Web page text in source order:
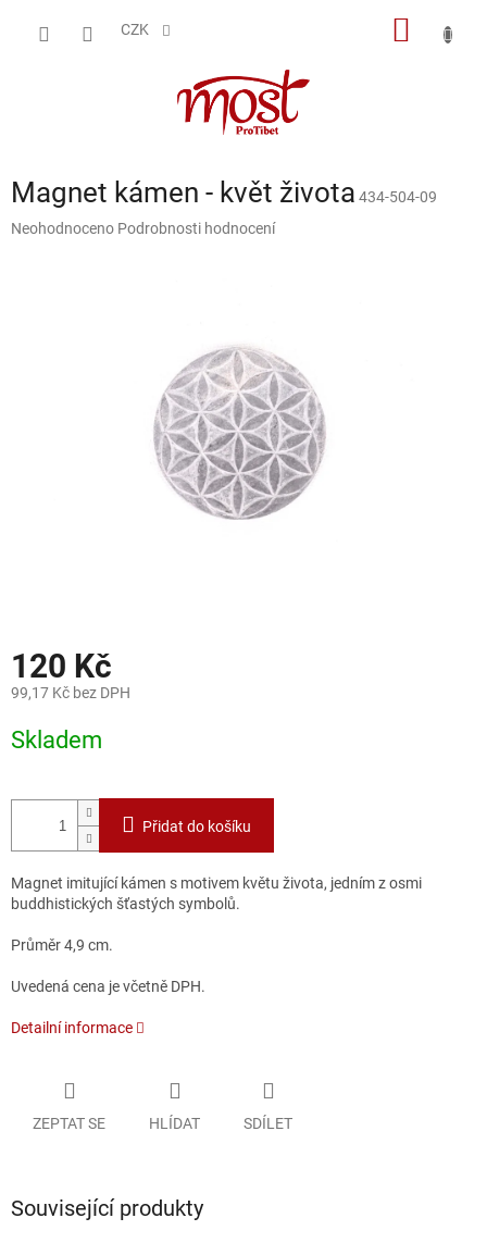
CZK
Magnet kámen - květ života 434-504-09
Průměrné
Neohodnoceno Podrobnosti hodnocení
120 Kč
99,17 Kč bez DPH
cena:
Skladem
Přidat do košíku
Magnet imitující kámen s motivem květu života, jedním z osmi
buddhistických šťastých symbolů.
Průměr 4,9 cm.
Uvedená cena je včetně DPH.
Detailní informace
ZEPTAT SE HLÍDAT SDÍLET
Související produkty